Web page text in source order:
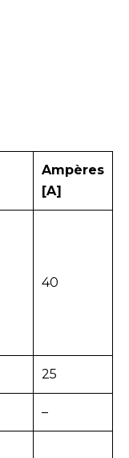
Ampères
[A]
40
25
–